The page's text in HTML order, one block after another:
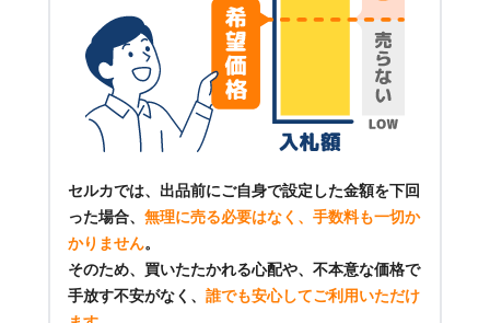
セルカでは、出品前にご自身で設定した金額を下回
った場合、 無理に売る必要はなく、手数料も一切か
かりません。
そのため、買いたたかれる心配や、不本意な価格で
手放す不安がなく、 誰でも安心してご利用いただけ